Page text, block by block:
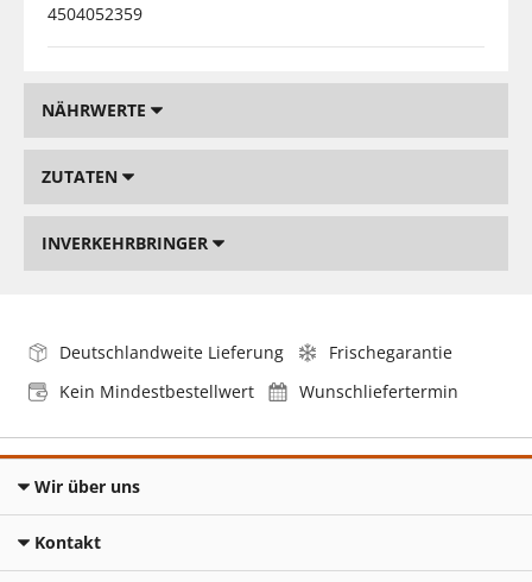
4504052359
NÄHRWERTE
ZUTATEN
INVERKEHRBRINGER
Deutschlandweite Lieferung
Frischegarantie
Kein Mindestbestellwert
Wunschliefertermin
Wir über uns
Kontakt